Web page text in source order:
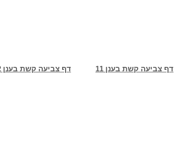
דף צביעה קשת בענן 12 דף צביעה קשת בענן 11